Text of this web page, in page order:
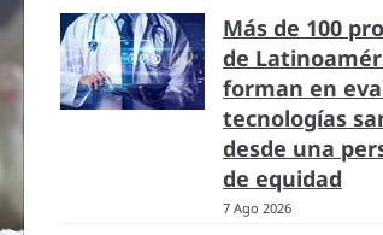
Más de 100
de
forman en
tecnologías
desde una
de equidad
7 Ago 2026